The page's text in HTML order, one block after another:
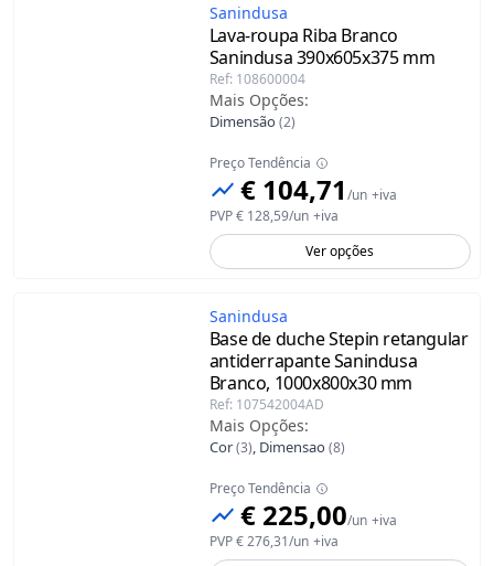
Sanindusa
Lava-roupa Riba Branco
Sanindusa390x605x375 mm
Ref: 108600004
Mais Opções:
Dimensão(2)
Preço Tendência
€ 104,71 /un +iva
PVP€ 128,59/un +iva
Ver opções
Sanindusa
Base de duche Stepin retangular
antiderrapante Sanindusa
Branco, 1000x800x30 mm
Ref: 107542004AD
Mais Opções:
Cor(3), Dimensao(8)
Preço Tendência
€ 225,00/un +iva
PVP€ 276,31/un +iva